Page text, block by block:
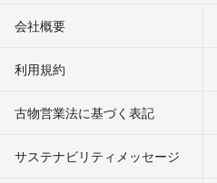
会社概要
利用規約
古物営業法に基づく表記
サステナビリティメッセージ